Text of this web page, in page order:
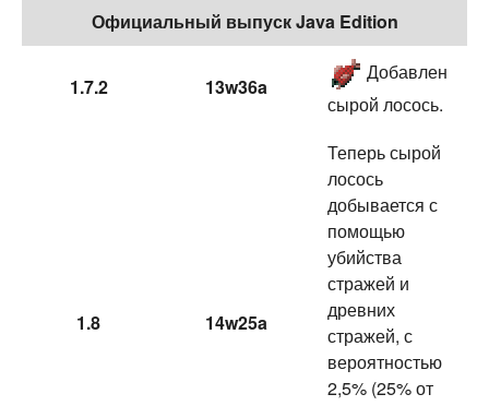
Официальный выпуск Java Edition
1.7.2 13w36a
Добавлен
сырой лосось.
1.8 14w25a
Теперь сырой
лосось
добывается с
помощью
убийства
стражей и
древних
стражей, с
вероятностью
2,5% (25% от